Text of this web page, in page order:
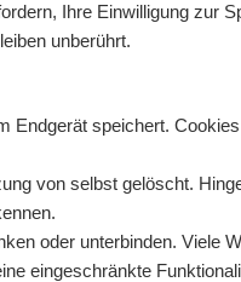
Ihre Einwilligung zur
unberührt.
speichert.
von selbst gelöscht.
oder unterbinden. Viele
eingeschränkte